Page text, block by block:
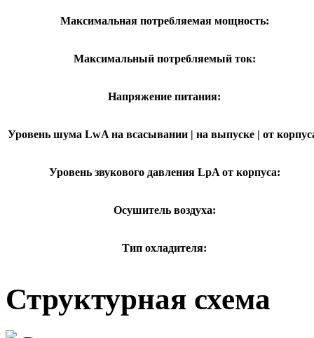
Максимальная потребляемая мощность:
Максимальный потребляемый ток:
Напряжение питания:
Уровень шума LwA на всасывании | на выпуске | от
Уровень звукового давления LpA от корпуса:
Осушитель воздуха:
Тип охладителя:
Структурная схема